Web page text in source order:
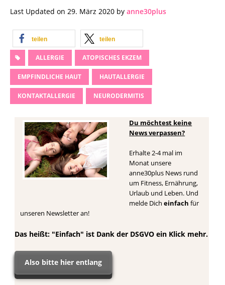
Last Updated on 29. März 2020 by anne30plus
teilen teilen
ALLERGIE ATOPISCHES EKZEM
EMPFINDLICHE HAUT HAUTALLERGIE
KONTAKTALLERGIE NEURODERMITIS
Du möchtest keine
News verpassen?
Erhalte 2-4 mal im
Monat unsere
anne30plus News rund
um Fitness, Ernährung,
Urlaub und Leben. Und
melde Dicheinfach für
unseren Newsletter an!
Das heißt: "Einfach" ist Dank der DSGVO ein Klick mehr.
Also bitte hier entlang